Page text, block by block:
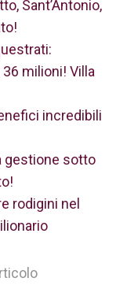
Sant’Antonio,
milioni! Villa
incredibili
gestione sotto
rodigini nel